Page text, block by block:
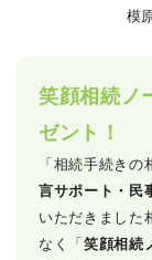
模
笑顔相続ノ
ゼント！
「相続手続きの
言サポート・民
いただきました
なく「 笑顔相続